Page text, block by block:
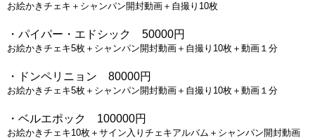
お絵かきチェキ＋シャンパン開封動画＋自撮り10枚
・パイパー・エドシック　50000円
お絵かきチェキ5枚＋シャンパン開封動画＋自撮り10枚＋動画１分
・ドンペリニョン　80000円
お絵かきチェキ5枚＋シャンパン開封動画＋自撮り10枚＋動画１分
・ベルエポック　100000円
お絵かきチェキ10枚＋サイン入りチェキアルバム＋シャンパン開封動画